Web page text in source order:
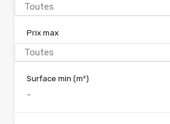
Toutes
Prix max
Toutes
Surface min (m²)